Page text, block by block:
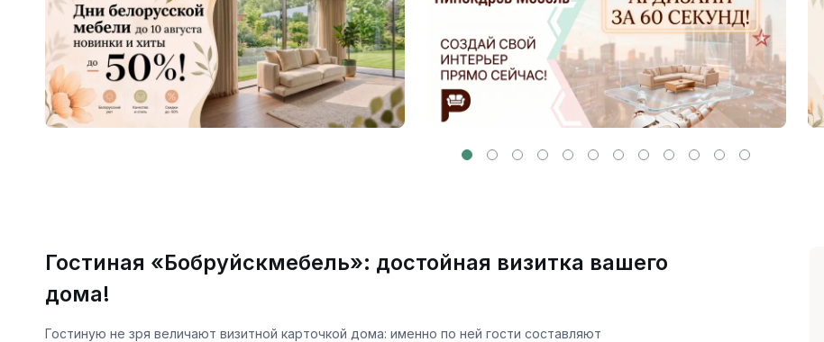
Гостиная «Бобруйскмебель»: достойная визитка вашего
дома!
Гостиную не зря величают визитной карточкой дома: именно по ней гости составляют